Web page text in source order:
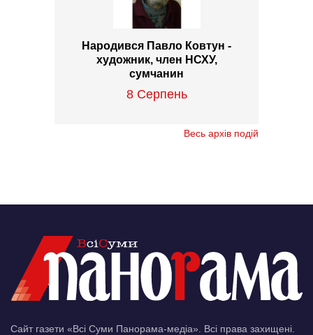
Народився Павло Ковтун -
художник, член НСХУ,
сумчанин
8 Серпень
Весь архів подій
Сайт газети «Всі Суми Панорама-медіа». Всі права захищені.